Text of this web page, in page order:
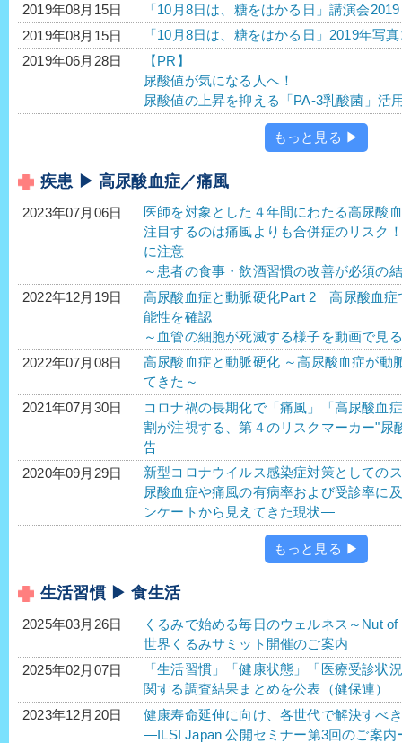
2019年08月15日
「10月8日は、糖をはかる日」講演会
2019年08月15日
「10月8日は、糖をはかる日」2019年写
2019年06月28日
【PR】
尿酸値が気になる人へ！
尿酸値の上昇を抑える「PA-3乳酸菌」活
もっと見る ▶
疾患 ▶ 高尿酸血症／痛風
2023年07月06日
医師を対象とした４年間にわたる高尿酸
注目するのは痛風よりも合併症のリスク
に注意
～患者の食事・飲酒習慣の改善が必須の
2022年12月19日
高尿酸血症と動脈硬化Part 2 高尿酸血症
能性を確認
～血管の細胞が死滅する様子を動画で見
2022年07月08日
高尿酸血症と動脈硬化 ～高尿酸血症が動
てきた～
2021年07月30日
コロナ禍の長期化で「痛風」「高尿酸血
割が注視する、第４のリスクマーカー"尿
告
2020年09月29日
新型コロナウイルス感染症対策としての
尿酸血症や痛風の有病率および受診率に
ンケートから見えてきた現状―
もっと見る ▶
生活習慣 ▶ 食生活
2025年03月26日
くるみで始める毎日のウェルネス～Nut
世界くるみサミット開催のご案内
2025年02月07日
「生活習慣」「健康状態」「医療受診状
関する調査結果まとめを公表（健保連）
2023年12月20日
健康寿命延伸に向け、各世代で解決すべ
―ILSI Japan 公開セミナー第3回のご案内